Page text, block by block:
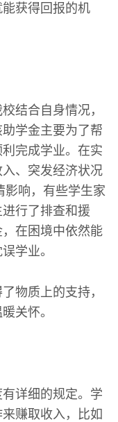
获得回报的机
结合自身情况，
学金主要为了帮
完成学业。在实
、突发经济状况
影响，有些学生家
行了排查和援
在困境中依然能
学业。
物质上的支持，
关怀。
详细的规定。学
赚取收入，比如